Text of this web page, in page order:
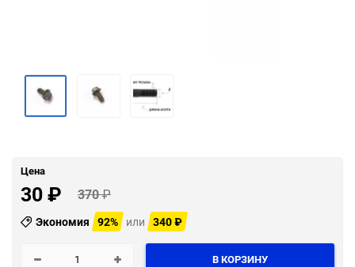
Цена
30₽ 370₽
Экономия 92% или 340₽
В КОРЗИНУ